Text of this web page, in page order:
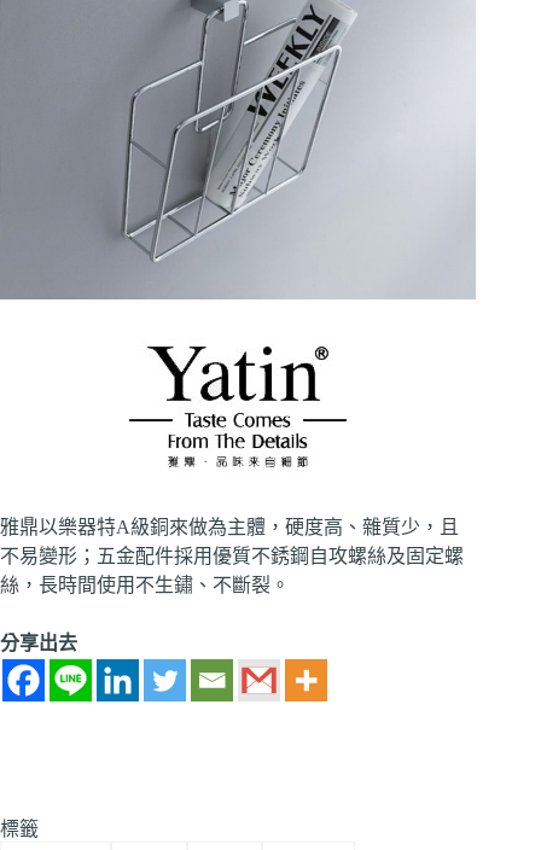
雅鼎以樂器特A級銅來做為主體，硬度高、雜質少，且
不易變形；五金配件採用優質不銹鋼自攻螺絲及固定螺
絲，長時間使用不生鏽、不斷裂。
分享出去
標籤